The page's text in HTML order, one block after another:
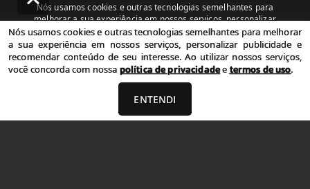
Nós usamos cookies e outras tecnologias semelhantes para
melhorar a sua experiência em nossos serviços, personalizar
publicidade e recomendar conteúdo de seu interesse. Ao utilizar
nossos serviços, você concorda com nossa política de privacidade e
termos de uso.
Política de Privacidade Termos de uso
Nós usamos cookies e outras tecnologias semelhantes para melhorar
a sua experiência em nossos serviços, personalizar publicidade e
recomendar conteúdo de seu interesse. Ao utilizar nossos serviços,
você concorda com nossa política de privacidadeetermos de uso.
ENTENDI